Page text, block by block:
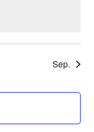
Sep.